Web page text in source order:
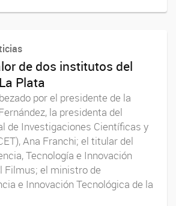
de dos institutos del
Plata
por el presidente de la
la presidenta del
de Investigaciones Científicas y
Ana Franchi; el titular del
Tecnología e Innovación
Filmus; el ministro de
e Innovación Tecnológica de la